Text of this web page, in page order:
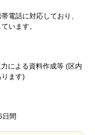
電話に対応しており、
います。
による資料作成等 (区内
ます)
日間